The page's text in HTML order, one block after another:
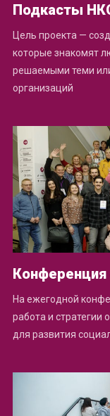
Конференция
На ежегодной
работа и стратегии
для развития
Подкасты
Цель проекта —
которые знакомят
решаемыми теми
организаций